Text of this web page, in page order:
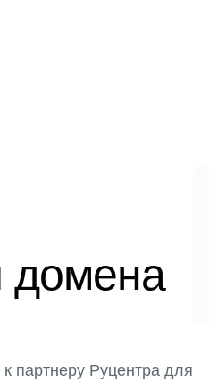
домена
партнеру Руцентра для